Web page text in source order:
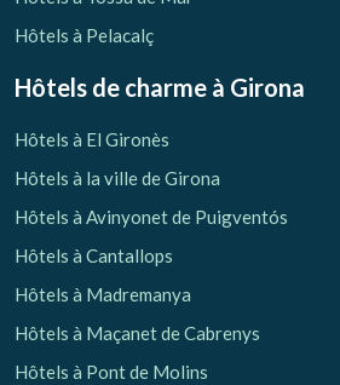
Hôtels à Pelacalç
Hôtels de charme à Girona
Hôtels à El Gironès
Hôtels à la ville de Girona
Hôtels à Avinyonet de Puigventós
Hôtels à Cantallops
Hôtels à Madremanya
Hôtels à Maçanet de Cabrenys
Hôtels à Pont de Molins